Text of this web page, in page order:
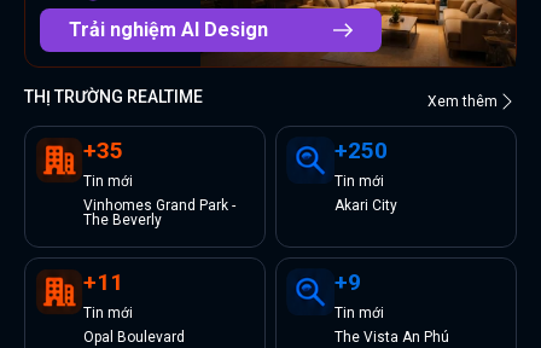
Trải nghiệm AI Design
THỊ TRƯỜNG REALTIME Xem thêm
+35
Tin mới
Vinhomes Grand Park -
The Beverly
+250
Tin mới
Akari City
+11
Tin mới
Opal Boulevard
+9
Tin mới
The Vista An Phú